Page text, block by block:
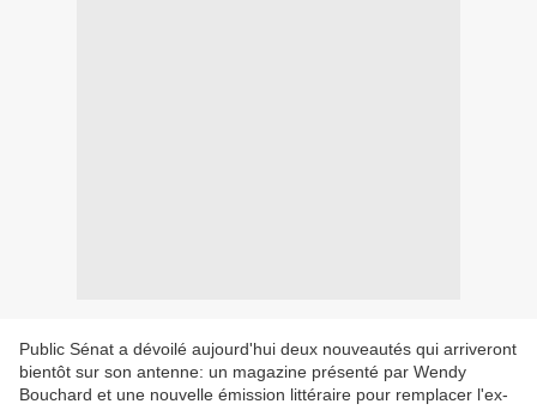
Public Sénat a dévoilé aujourd'hui deux nouveautés qui arriveront
bientôt sur son antenne: un magazine présenté par Wendy
Bouchard et une nouvelle émission littéraire pour remplacer l'ex-